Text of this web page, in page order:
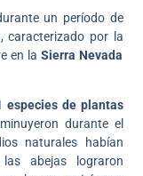
un período de
caracterizado por la
en la Sierra Nevada
especies de plantas
durante el
naturales habían
abejas lograron